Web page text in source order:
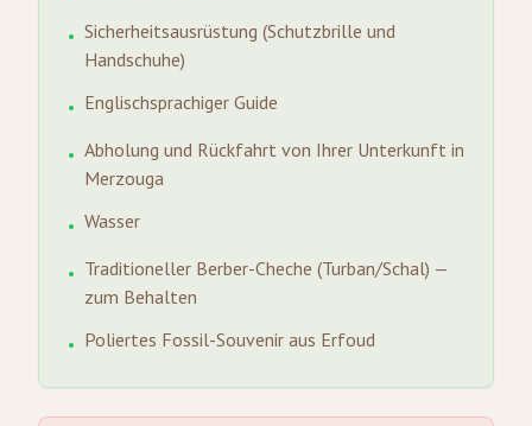
• Sicherheitsausrüstung (Schutzbrille und
Handschuhe)
• Englischsprachiger Guide
• Abholung und Rückfahrt von Ihrer Unterkunft in
Merzouga
• Wasser
• Traditioneller Berber-Cheche (Turban/Schal) —
zum Behalten
• Poliertes Fossil-Souvenir aus Erfoud